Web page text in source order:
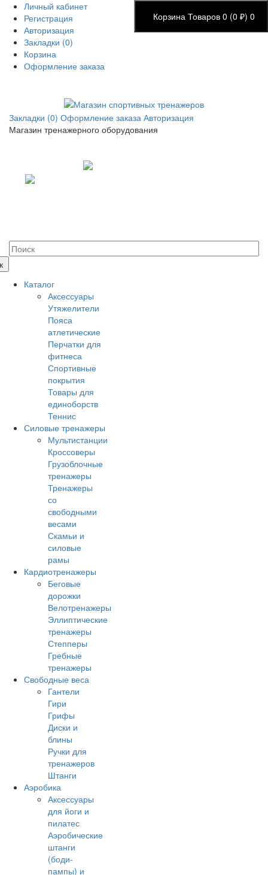
Личный кабинет
Регистрация
Авторизация
Закладки (0)
Корзина
Оформление заказа
Закладки (0) Оформление заказа Авторизация
Магазин тренажерного оборудования
Корзина Товаров 0 (0 ₽) 0
Каталог
Аксессуары
Утяжелители
Пояса
атлетические
Перчатки для
фитнеса
Спортивные
покрытия
Товары для
единоборств
Теннис
Силовые тренажеры
Мультистанции
Кроссоверы
Грузоблочные
тренажеры
Тренажеры
со
свободными
весами
Скамьи и
силовые
рамы
Кардиотренажеры
Беговые
дорожки
Велотренажеры
Эллиптические
тренажеры
Степперы
Гребные
тренажеры
Свободные веса
Гантели
Гири
Грифы
Диски и
блины
Ручки для
тренажеров
Штанги
Аэробика
Аксессуары
для йоги и
пилатес
Аэробические
штанги
(боди-
пампы) и